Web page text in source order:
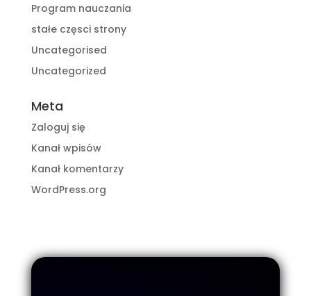
Program nauczania
stałe częsci strony
Uncategorised
Uncategorized
Meta
Zaloguj się
Kanał wpisów
Kanał komentarzy
WordPress.org